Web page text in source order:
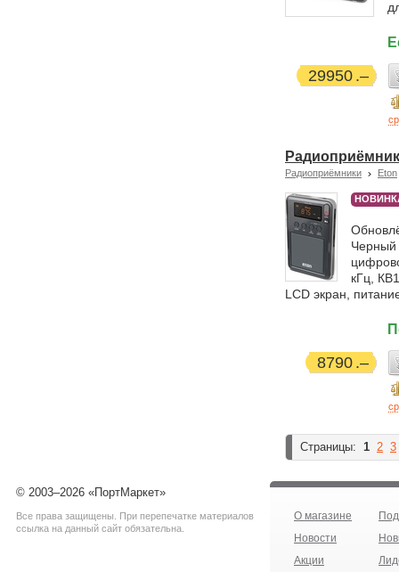
29950
Радиоприёмники Eton
Черный
кГц,
LCD экран,
8790
Страницы: 1 2 3
© 2003–2026 «ПортМаркет»
Все права защищены. При перепечатке материалов
ссылка на данный сайт обязательна.
О магазине
Новости
Акции